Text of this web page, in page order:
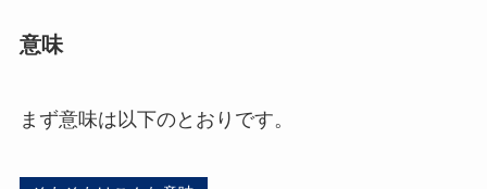
意味
まず意味は以下のとおりです。